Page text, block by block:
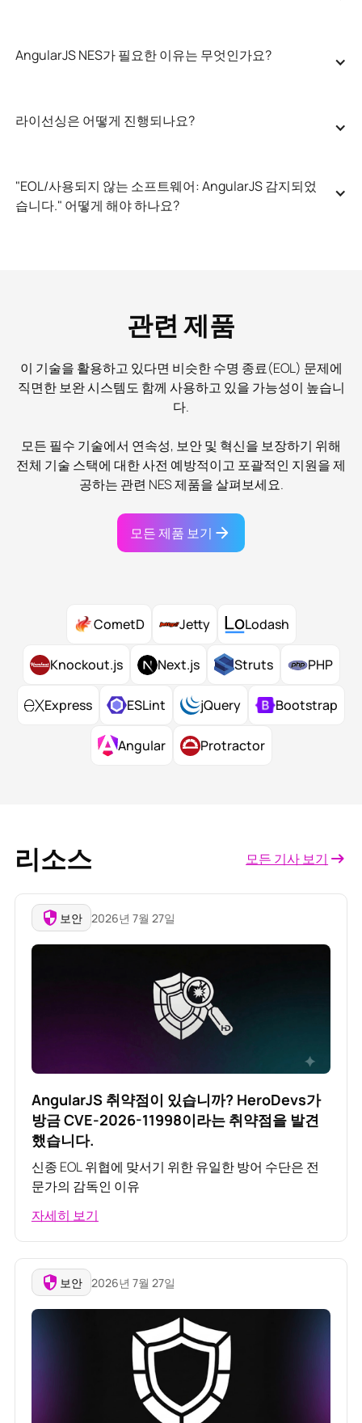
AngularJS NES가 필요한 이유는 무엇인가요?
라이선싱은 어떻게 진행되나요?
"EOL/사용되지 않는 소프트웨어: AngularJS 감지되었
습니다." 어떻게 해야 하나요?
관련 제품
이 기술을 활용하고 있다면 비슷한 수명 종료(EOL) 문제에
직면한 보완 시스템도 함께 사용하고 있을 가능성이 높습니
다.
모든 필수 기술에서 연속성, 보안 및 혁신을 보장하기 위해
전체 기술 스택에 대한 사전 예방적이고 포괄적인 지원을 제
공하는 관련 NES 제품을 살펴보세요.
모든 제품 보기
CometD Jetty Lodash
Knockout.js Next.js Struts PHP
Express ESLint jQuery Bootstrap
Angular Protractor
리소스 모든 기사 보기
보안 2026년 7월 27일
AngularJS 취약점이 있습니까? HeroDevs가
방금 CVE-2026-11998이라는 취약점을 발견
했습니다.
신종 EOL 위협에 맞서기 위한 유일한 방어 수단은 전
문가의 감독인 이유
자세히 보기
보안 2026년 7월 27일